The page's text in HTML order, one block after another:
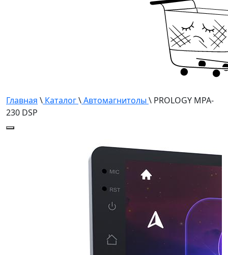
Главная \ Каталог\Автомагнитолы \ PROLOGY MPA-
230 DSP